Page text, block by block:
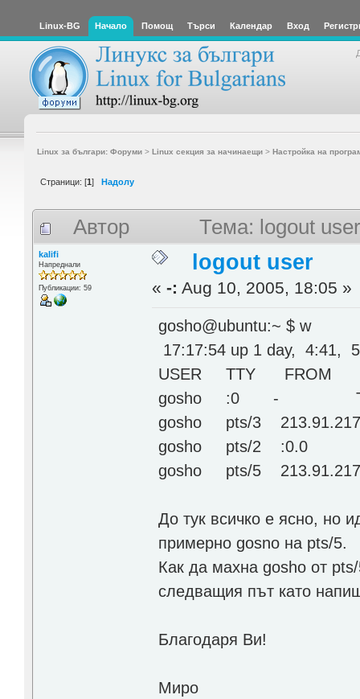
Linux-BG Начало Помощ Търси Календар Вход
Linux за българи: Форуми> Linux секция за начинаещи> Настройка на
Страници: [1] Надолу
Автор Тема: logout
kalifi
Напреднали
Публикации: 59
logout user
«-: Aug 10, 2005, 18:05 »
gosho@ubuntu:~ $ w
17:17:54 up 1 day, 4:41,
USER TTY FROM
gosho :0 - Tue12
gosho pts/3
gosho pts/2 :0.0
gosho pts/5
До тук всичко е ясно, но
примерно gosno на pts/5.
Как да махна gosho от
следващия път като
Благодаря Ви!
Миро